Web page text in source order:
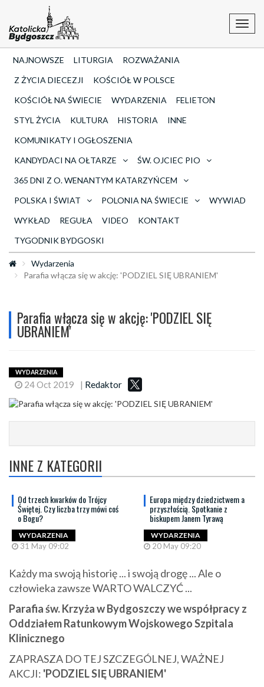
NAJNOWSZE LITURGIA
ROZWAŻANIA
Z ŻYCIA DIECEZJI
KOŚCIÓŁ W POLSCE
KOŚCIÓŁ NA ŚWIECIE
WYDARZENIA
FELIETON
STYL ŻYCIA
KULTURA HISTORIA
INNE
KOMUNIKATY I OGŁOSZENIA
KANDYDACI NA OŁTARZE
ŚW. OJCIEC PIO
365 DNI Z O. WENANTYM KATARZYŃCEM
POLSKA I ŚWIAT
POLONIA NA ŚWIECIE
WYWIAD
WYKŁAD
REGUŁA VIDEO
KONTAKT
TYGODNIK BYDGOSKI
Wydarzenia
Parafia włącza się w akcję: 'PODZIEL SIĘ UBRANIEM'
Parafia włącza się w akcję: 'PODZIEL SIĘ
UBRANIEM'
WYDARZENIA
24 Oct 2019 | Redaktor
INNE Z KATEGORII
Od trzech kwarków do Trójcy
Świętej. Czy liczba trzy mówi coś
o Bogu?
WYDARZENIA
31 May 09:02
Europa między dziedzictwem a
przyszłością. Spotkanie z
biskupem Janem Tyrawą
WYDARZENIA
20 May 09:20
Każdy ma swoją historię ... i swoją drogę ... Ale o
człowieka zawsze WARTO WALCZYĆ ...​
Parafia św. Krzyża w Bydgoszczy we współpracy z
Oddziałem Ratunkowym Wojskowego Szpitala
Klinicznego
ZAPRASZA DO TEJ SZCZEGÓLNEJ, WAŻNEJ
AKCJI: 'PODZIEL SIĘ UBRANIEM'